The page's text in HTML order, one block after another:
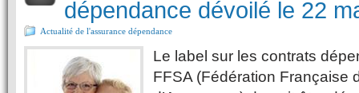
dépendance dévoilé le 22
Actualité de l'assurance dépendance
Le label sur les contrats
FFSA (Fédération Française